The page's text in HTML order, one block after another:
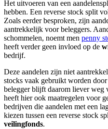
Het uitvoeren van een
hebben. Een reverse stock split
Zoals eerder besproken, zijn
aantrekkelijk voor beleggers.
schommelen, noemt men penny
heeft verder geen invloed op de
bedrijf.
Deze aandelen zijn niet
stocks vaak gebruikt worden
belegger blijft daarom liever weg
heeft hier ook maatregelen voor
bedrijven die aandelen met een
kiezen tussen een reverse stock
veilingfonds.